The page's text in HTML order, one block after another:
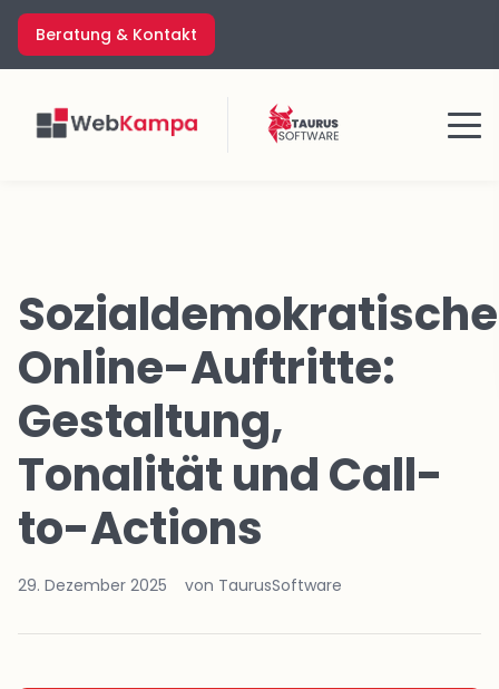
Zum
Inhalt
springen
Beratung & Kontakt
Menü
Sozialdemokratische
Online-Auftritte:
Gestaltung,
Tonalität und Call-
to-Actions
29. Dezember 2025 von TaurusSoftware